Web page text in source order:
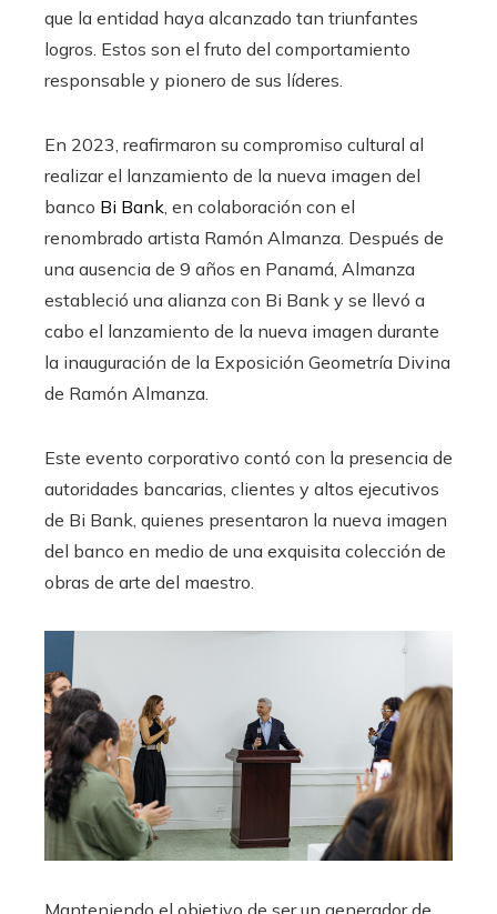
que la entidad haya alcanzado tan triunfantes
logros. Estos son el fruto del comportamiento
responsable y pionero de sus líderes.
En 2023, reafirmaron su compromiso cultural al
realizar el lanzamiento de la nueva imagen del
banco Bi Bank, en colaboración con el
renombrado artista Ramón Almanza. Después de
una ausencia de 9 años en Panamá, Almanza
estableció una alianza con Bi Bank y se llevó a
cabo el lanzamiento de la nueva imagen durante
la inauguración de la Exposición Geometría Divina
de Ramón Almanza.
Este evento corporativo contó con la presencia de
autoridades bancarias, clientes y altos ejecutivos
de Bi Bank, quienes presentaron la nueva imagen
del banco en medio de una exquisita colección de
obras de arte del maestro.